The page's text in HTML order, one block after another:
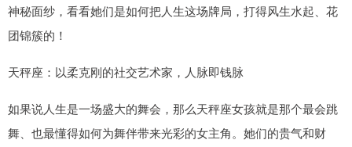
神秘面纱，看看她们是如何把人生这场牌局，打得风生水起、花
团锦簇的！
天秤座：以柔克刚的社交艺术家，人脉即钱脉
如果说人生是一场盛大的舞会，那么天秤座女孩就是那个最会跳
舞、也最懂得如何为舞伴带来光彩的女主角。她们的贵气和财